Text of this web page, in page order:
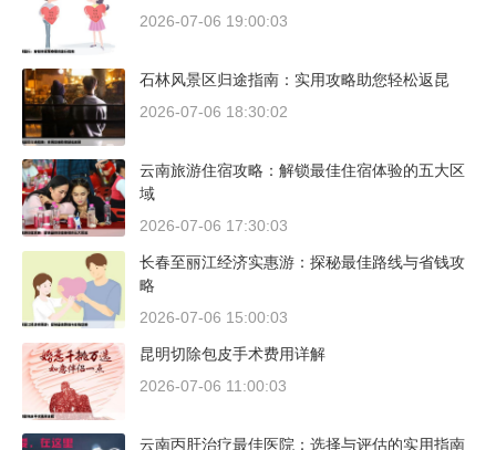
2026-07-06 19:00:03
石林风景区归途指南：实用攻略助您轻松返昆
2026-07-06 18:30:02
云南旅游住宿攻略：解锁最佳住宿体验的五大区
域
2026-07-06 17:30:03
长春至丽江经济实惠游：探秘最佳路线与省钱攻
略
2026-07-06 15:00:03
昆明切除包皮手术费用详解
2026-07-06 11:00:03
云南丙肝治疗最佳医院：选择与评估的实用指南